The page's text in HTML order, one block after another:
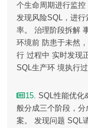
个生命周期进行监
发现风险SQL，进
率。 治理阶段拆解
环境前 防患于未然
行 过程中 实时发现
SQL生产环 境执行
15. SQL性能优化
般分成三个阶段，
案。 发现问题 SQL